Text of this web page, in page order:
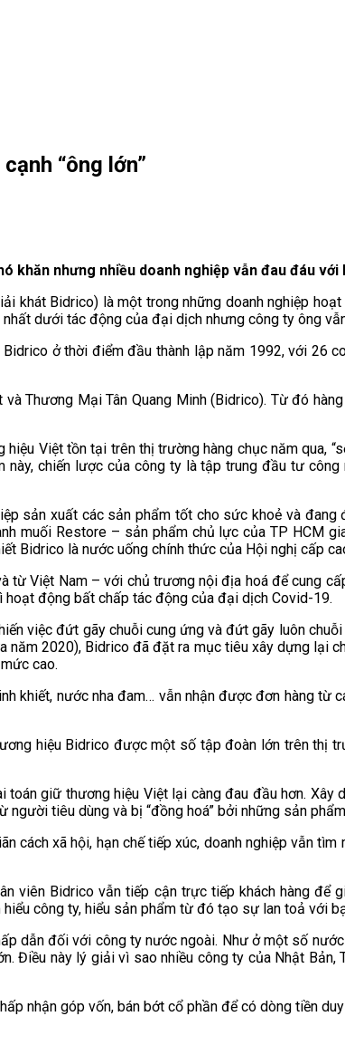
“ông lớn”
khăn nhưng nhiều doanh nghiệp vẫn đau đáu
khát Bidrico) là một trong những doanh nghiệp
dưới tác động của đại dịch nhưng công ty ông
ở thời điểm đầu thành lập năm 1992, với 26
Thương Mại Tân Quang Minh (Bidrico). Từ đó
Việt tồn tại trên thị trường hàng chục năm qua,
chiến lược của công ty là tập trung đầu tư
sản xuất các sản phẩm tốt cho sức khoẻ và
muối Restore – sản phẩm chủ lực của TP HCM
Bidrico là nước uống chính thức của Hội nghị cấp
từ Việt Nam – với chủ trương nội địa hoá để cung
động bất chấp tác động của đại dịch Covid-19.
việc đứt gãy chuỗi cung ứng và đứt gãy luôn
2020), Bidrico đã đặt ra mục tiêu xây dựng lại
cao.
khiết, nước nha đam… vẫn nhận được đơn hàng từ
hiệu Bidrico được một số tập đoàn lớn trên thị
giữ thương hiệu Việt lại càng đau đầu hơn.
tiêu dùng và bị “đồng hoá” bởi những sản
cách xã hội, hạn chế tiếp xúc, doanh nghiệp vẫn
viên Bidrico vẫn tiếp cận trực tiếp khách hàng
công ty, hiểu sản phẩm từ đó tạo sự lan toả với
dẫn đối với công ty nước ngoài. Như ở một số
Điều này lý giải vì sao nhiều công ty của Nhật
nhận góp vốn, bán bớt cổ phần để có dòng tiền